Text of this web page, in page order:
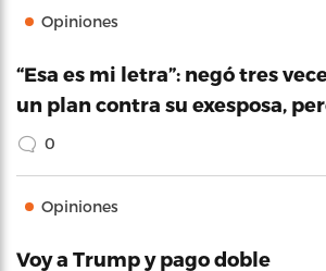
Opiniones
“Esa es mi letra”: negó tres
un plan contra su exesposa,
0
Opiniones
Voy a Trump y pago doble